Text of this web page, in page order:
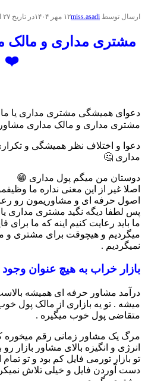
ارسال توسط miss.asadi۱۲ مهر ۱۴۰۴ در تاریخ ۲۷ اردیبهشت ۱۴۰۰
مشتری مداری و مالک
❤️
دعوای همیشگی مشتری مداری یا
مشتری مداری و مالک مداری
دعوا و اختلاف نظر همیشگی و
مداری 🤔
دوستان من میگم پول مداری 😁
اصلا غیر از این معنی نداره ما
اصول حرفه ای و مشاوریمون رو
پس لطفا دیگه نگید مشتری مداری
ما باید رعایت کنیم اینه که ما برای
میگردیم و هیچوقت برای مشتری و
نمیگردیم .
بازار خراب به هیچ عنوان وجود
درآمد مشاور حرفه ای همیشه
میشه . تو یه بازاری از مالک پول خوب
متقاضی پول خوب میگیره .
مرگ یک مشاور زمانی رقم میخوره
انرژی و انگیزه بالای مشاور بازار
تو بازار تورمی فایل کم بود و تو
دست آوردن فایل و خیلی تلاش